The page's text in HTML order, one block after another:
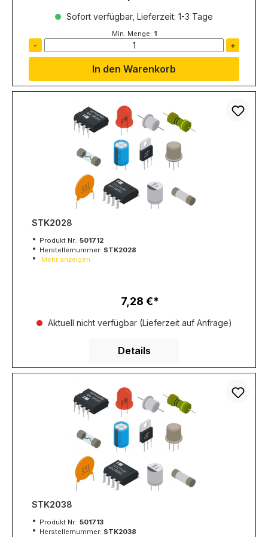
Sofort verfügbar, Lieferzeit: 1-3 Tage
Min. Menge: 1
- +
In den Warenkorb
STK2028
Produkt Nr.: 501712
Herstellernummer: STK2028
Mehr anzeigen
Regulärer Preis:
7,28 €
Aktuell nicht verfügbar (Lieferzeit auf Anfrage)
Details
STK2038
Produkt Nr.: 501713
Herstellernummer: STK2038